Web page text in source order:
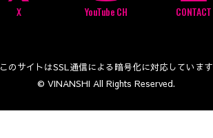
X YouTube CH CONTACT
このサイトはSSL通信による暗号化に対応しています
© VINANSHI All Rights Reserved.